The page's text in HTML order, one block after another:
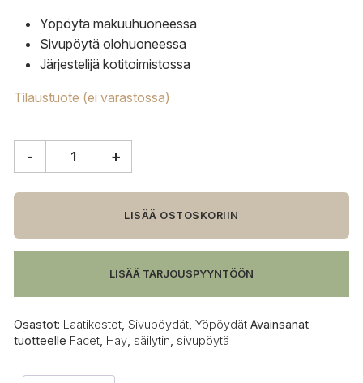
Yöpöytä makuuhuoneessa
Sivupöytä olohuoneessa
Järjestelijä kotitoimistossa
Tilaustuote (ei varastossa)
säilytin,
burgundi
määrä
- +
LISÄÄ OSTOSKORIIN
LISÄÄ TARJOUSPYYNTÖÖN
Osastot: Laatikostot Sivupöydät Yöpöydät Avainsanat
tuotteelle Facet Hay säilytin sivupöytä